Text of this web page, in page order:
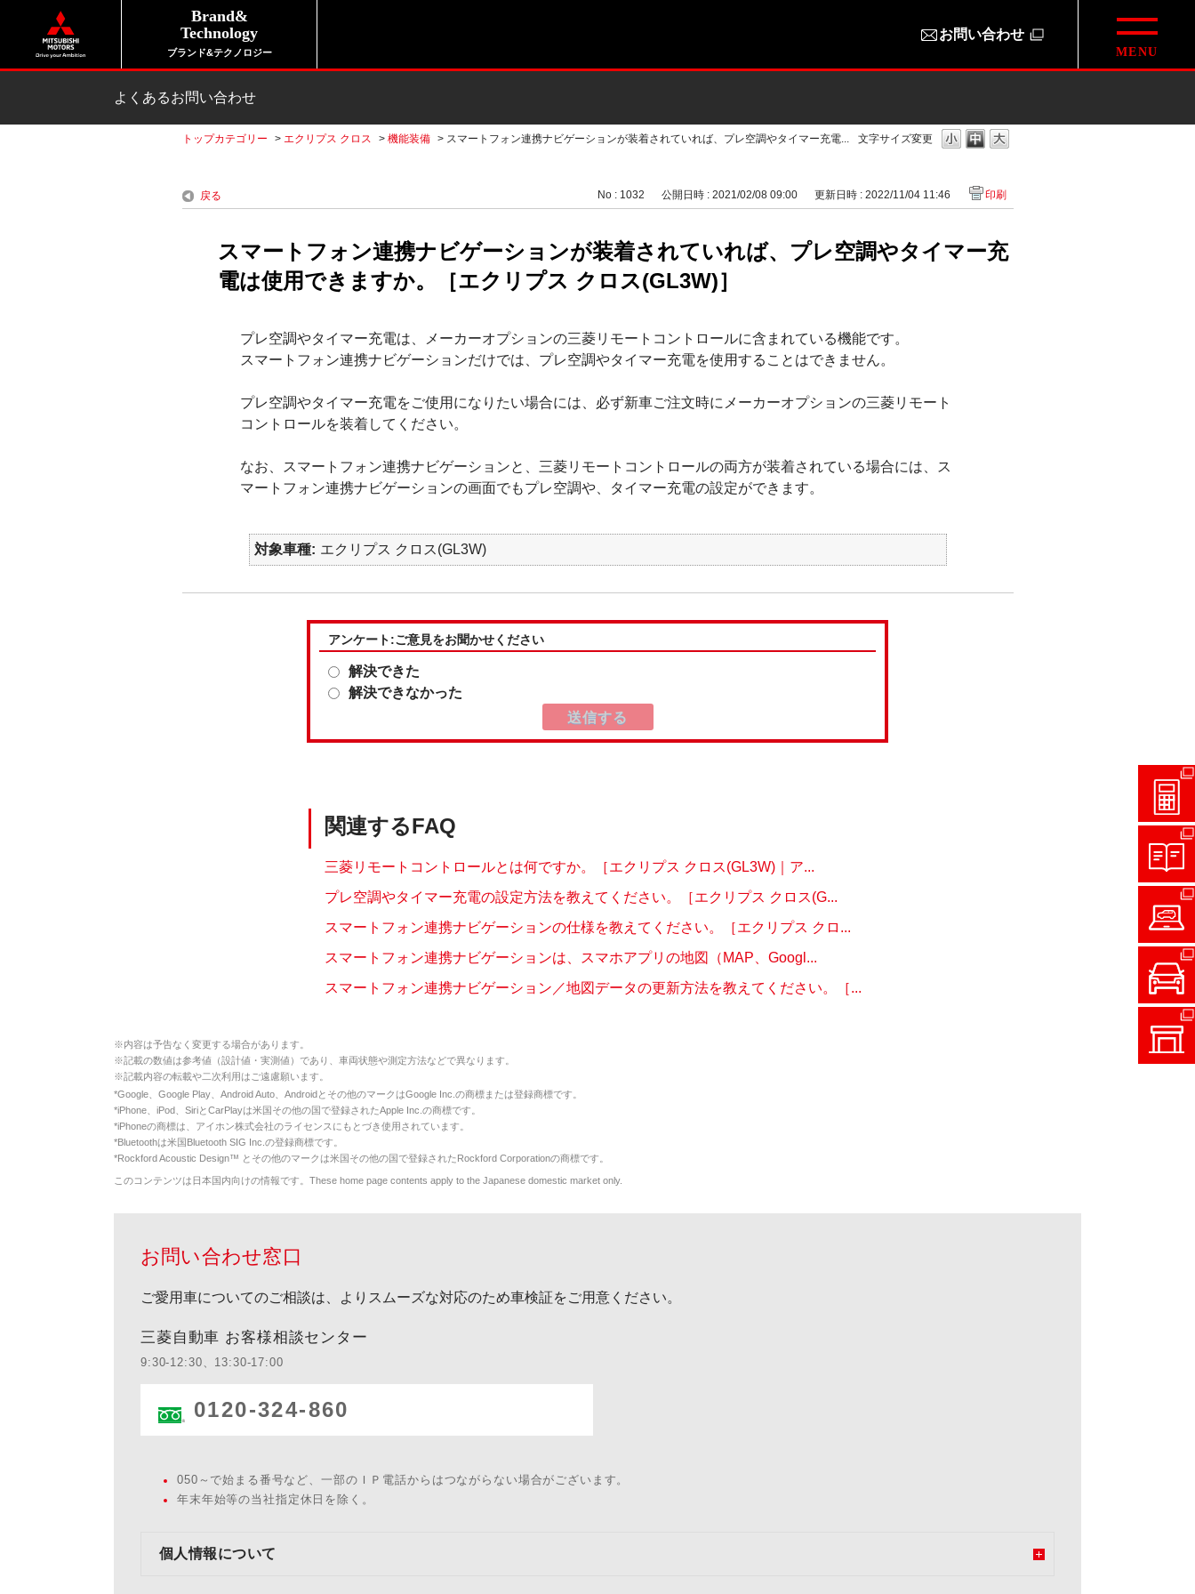
Brand&
Technology
ブランド&テクノロジー
お問い合わせ
よくあるお問い合わせ
文字サイズ変更
トップカテゴリー > エクリプス クロス > 機能装備 > スマートフォン連携ナビゲーションが装着されていれば、プレ空調やタイマー充電...
戻る No : 1032 公開日時 : 2021/02/08 09:00 更新日時 : 2022/11/04 11:46 印刷
スマートフォン連携ナビゲーションが装着されていれば、プレ空調やタイマー充
電は使用できますか。［エクリプス クロス(GL3W)］
プレ空調やタイマー充電は、メーカーオプションの三菱リモートコントロールに含まれている機能です。
スマートフォン連携ナビゲーションだけでは、プレ空調やタイマー充電を使用することはできません。
プレ空調やタイマー充電をご使用になりたい場合には、必ず新車ご注文時にメーカーオプションの三菱リモート
コントロールを装着してください。
なお、スマートフォン連携ナビゲーションと、三菱リモートコントロールの両方が装着されている場合には、ス
マートフォン連携ナビゲーションの画面でもプレ空調や、タイマー充電の設定ができます。
対象車種 エクリプス クロス(GL3W)
アンケート:ご意見をお聞かせください
解決できた
解決できなかった
関連するFAQ
三菱リモートコントロールとは何ですか。［エクリプス クロス(GL3W)｜ア...
プレ空調やタイマー充電の設定方法を教えてください。［エクリプス クロス(G...
スマートフォン連携ナビゲーションの仕様を教えてください。［エクリプス クロ...
スマートフォン連携ナビゲーションは、スマホアプリの地図（MAP、Googl...
スマートフォン連携ナビゲーション／地図データの更新方法を教えてください。［...
※内容は予告なく変更する場合があります。
※記載の数値は参考値（設計値・実測値）であり、車両状態や測定方法などで異なります。
※記載内容の転載や二次利用はご遠慮願います。
*Google、Google Play、Android Auto、Androidとその他のマークはGoogle Inc.の商標または登録商標です。
*iPhone、iPod、SiriとCarPlayは米国その他の国で登録されたApple Inc.の商標です。
*iPhoneの商標は、アイホン株式会社のライセンスにもとづき使用されています。
*Bluetoothは米国Bluetooth SIG Inc.の登録商標です。
*Rockford Acoustic Design™ とその他のマークは米国その他の国で登録されたRockford Corporationの商標です。
このコンテンツは日本国内向けの情報です。These home page contents apply to the Japanese domestic market only.
お問い合わせ窓口
ご愛用車についてのご相談は、よりスムーズな対応のため車検証をご用意ください。
三菱自動車 お客様相談センター
9:30-12:30、13:30-17:00
0120-324-860
050～で始まる番号など、一部のＩＰ電話からはつながらない場合がございます。
年末年始等の当社指定休日を除く。
個人情報について